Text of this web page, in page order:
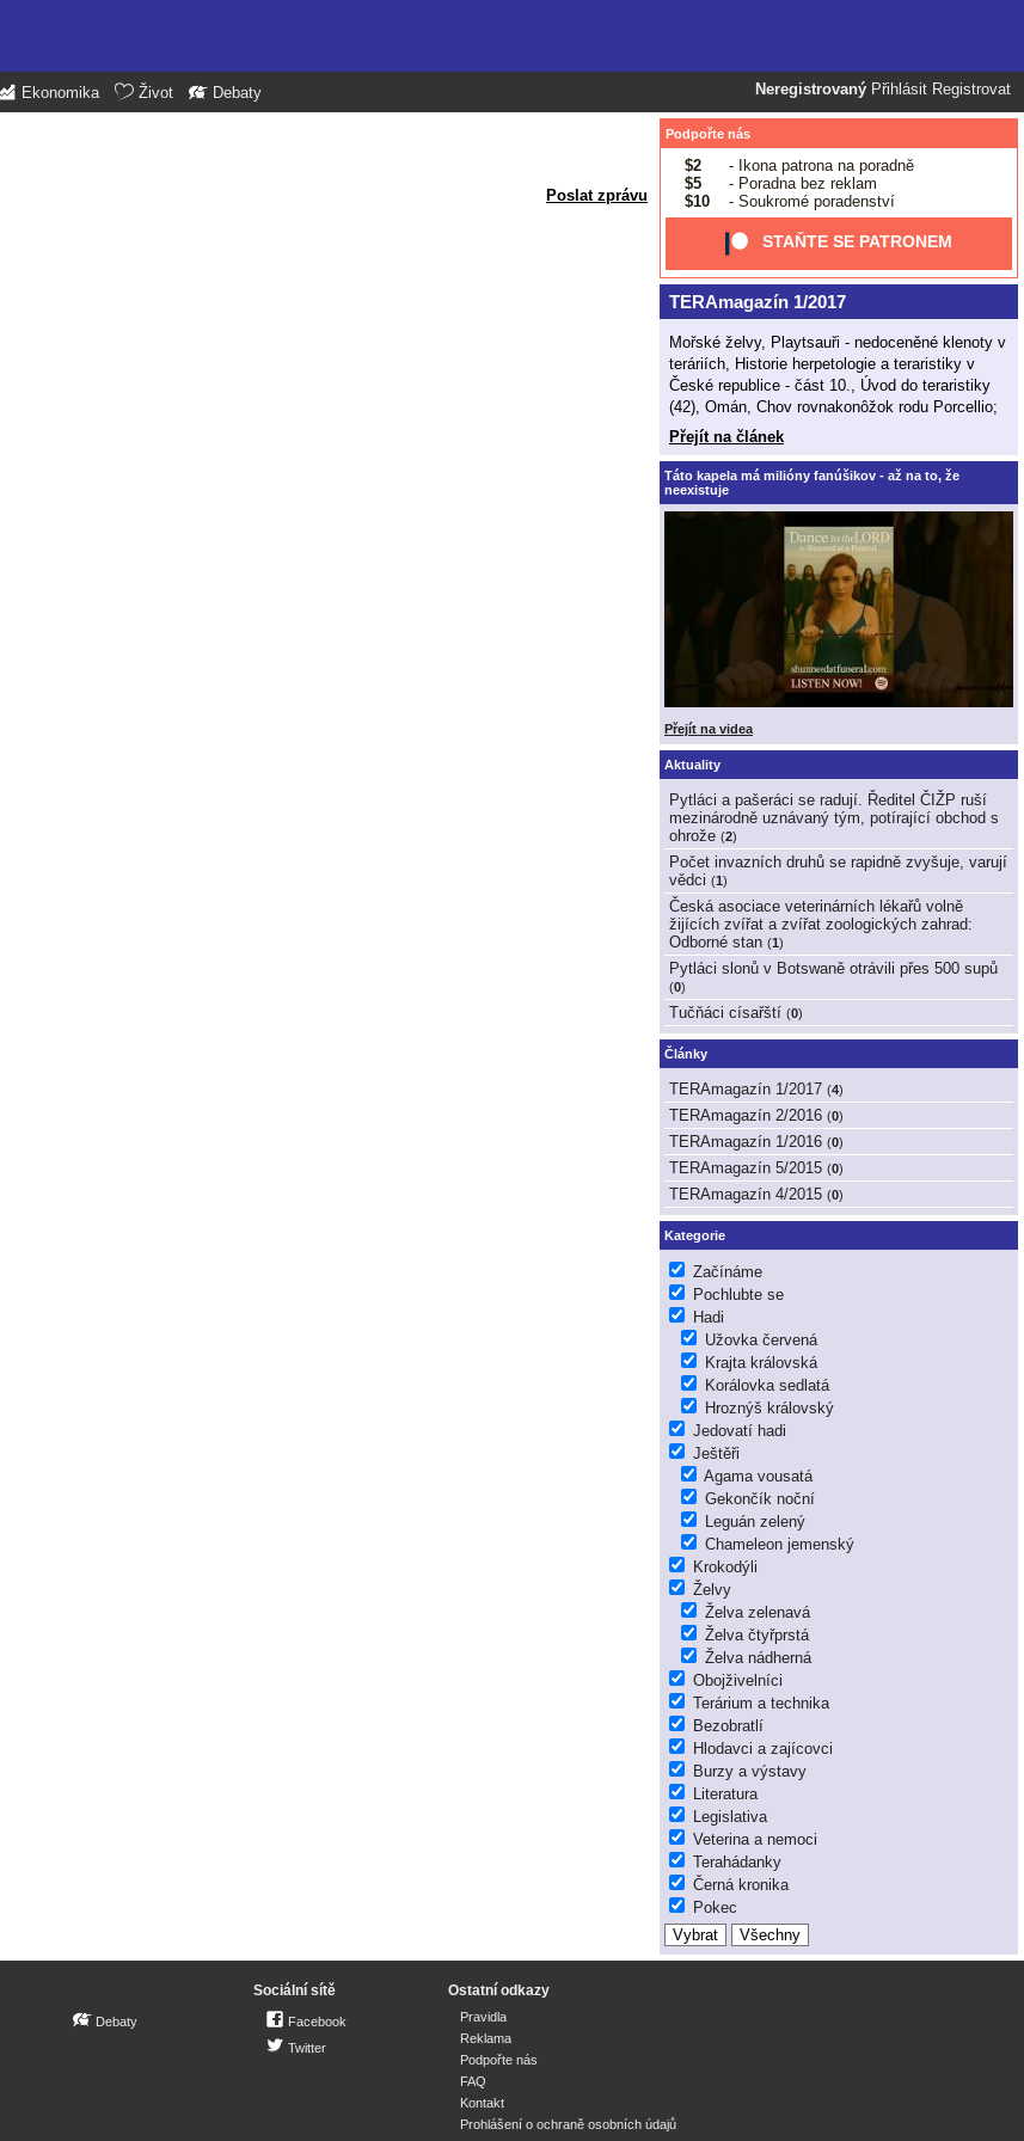
Neregistrovaný Přihlásit Registrovat
Ekonomika Život Debaty
Poslat zprávu
Podpořte nás
$2
- Ikona patrona na poradně
$5
- Poradna bez reklam
$10
- Soukromé poradenství
STAŇTE SE PATRONEM
TERAmagazín 1/2017
Mořské želvy, Playtsauři - nedoceněné klenoty v
teráriích, Historie herpetologie a teraristiky v
České republice - část 10., Úvod do teraristiky
(42), Omán, Chov rovnakonôžok rodu Porcellio;
Přejít na článek
Táto kapela má milióny fanúšikov - až na to, že
neexistuje
Přejít na videa
Aktuality
Pytláci a pašeráci se radují. Ředitel ČIŽP ruší
mezinárodně uznávaný tým, potírající obchod s
ohrože (2)
Počet invazních druhů se rapidně zvyšuje, varují
vědci (1)
Česká asociace veterinárních lékařů volně
žijících zvířat a zvířat zoologických zahrad:
Odborné stan (1)
Pytláci slonů v Botswaně otrávili přes 500 supů
(0)
Tučňáci císařští (0)
Články
TERAmagazín 1/2017 (4)
TERAmagazín 2/2016 (0)
TERAmagazín 1/2016 (0)
TERAmagazín 5/2015 (0)
TERAmagazín 4/2015 (0)
Kategorie
Začínáme
Pochlubte se
Hadi
Užovka červená
Krajta královská
Korálovka sedlatá
Hroznýš královský
Jedovatí hadi
Ještěři
Agama vousatá
Gekončík noční
Leguán zelený
Chameleon jemenský
Krokodýli
Želvy
Želva zelenavá
Želva čtyřprstá
Želva nádherná
Obojživelníci
Terárium a technika
Bezobratlí
Hlodavci a zajícovci
Burzy a výstavy
Literatura
Legislativa
Veterina a nemoci
Terahádanky
Černá kronika
Pokec
Debaty
Sociální sítě
Facebook
Twitter
Ostatní odkazy
Pravidla
Reklama
Podpořte nás
FAQ
Kontakt
Prohlášení o ochraně osobních údajů